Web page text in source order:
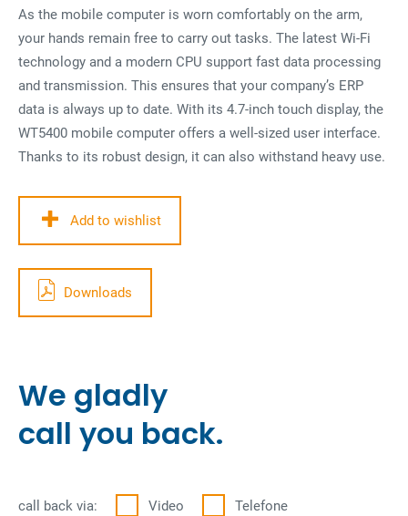
As the mobile computer is worn comfortably on the arm,
your hands remain free to carry out tasks. The latest Wi-Fi
technology and a modern CPU support fast data processing
and transmission. This ensures that your company’s ERP
data is always up to date. With its 4.7-inch touch display, the
WT5400 mobile computer offers a well-sized user interface.
Thanks to its robust design, it can also withstand heavy use.
Add to wishlist
Downloads
We gladly
call you back.
call back via: Video Telefone